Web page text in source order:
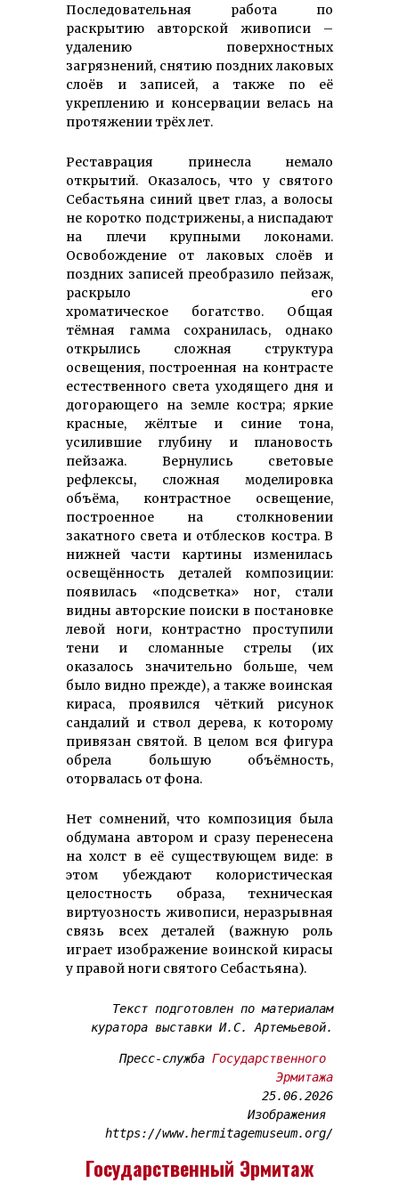
Последовательная работа по
раскрытию авторской живописи –
удалению поверхностных
загрязнений, снятию поздних лаковых
слоёв и записей, а также по её
укреплению и консервации велась на
протяжении трёх лет.
Реставрация принесла немало
открытий. Оказалось, что у святого
Себастьяна синий цвет глаз, а волосы
не коротко подстрижены, а ниспадают
на плечи крупными локонами.
Освобождение от лаковых слоёв и
поздних записей преобразило пейзаж,
раскрыло его
хроматическое богатство. Общая
тёмная гамма сохранилась, однако
открылись сложная структура
освещения, построенная на контрасте
естественного света уходящего дня и
догорающего на земле костра; яркие
красные, жёлтые и синие тона,
усилившие глубину и плановость
пейзажа. Вернулись световые
рефлексы, сложная моделировка
объёма, контрастное освещение,
построенное на столкновении
закатного света и отблесков костра. В
нижней части картины изменилась
освещённость деталей композиции:
появилась «подсветка» ног, стали
видны авторские поиски в постановке
левой ноги, контрастно проступили
тени и сломанные стрелы (их
оказалось значительно больше, чем
было видно прежде), а также воинская
кираса, проявился чёткий рисунок
сандалий и ствол дерева, к которому
привязан святой. В целом вся фигура
обрела большую объёмность,
оторвалась от фона.
Нет сомнений, что композиция была
обдумана автором и сразу перенесена
на холст в её существующем виде: в
этом убеждают колористическая
целостность образа, техническая
виртуозность живописи, неразрывная
связь всех деталей (важную роль
играет изображение воинской кирасы
у правой ноги святого Себастьяна).
Текст подготовлен по материалам
куратора выставки И.С. Артемьевой.
Пресс-служба Государственного
Эрмитажа
25.06.2026
Изображения
https://www.hermitagemuseum.org/
Государственный Эрмитаж